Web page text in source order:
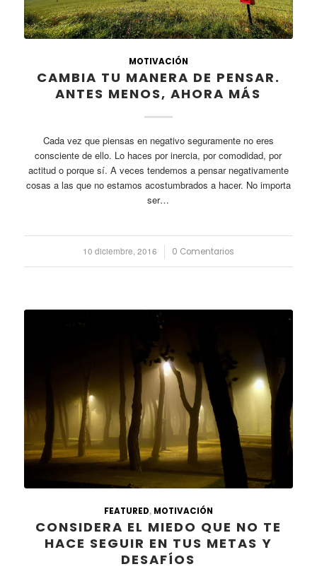
MOTIVACIÓN
CAMBIA TU MANERA DE PENSAR.
ANTES MENOS, AHORA MÁS
Cada vez que piensas en negativo seguramente no eres
consciente de ello. Lo haces por inercia, por comodidad, por
actitud o porque sí. A veces tendemos a pensar negativamente
cosas a las que no estamos acostumbrados a hacer. No importa
ser…
10 diciembre, 2016
/ 0 Comentarios
FEATURED, MOTIVACIÓN
CONSIDERA EL MIEDO QUE NO TE
HACE SEGUIR EN TUS METAS Y
DESAFÍOS